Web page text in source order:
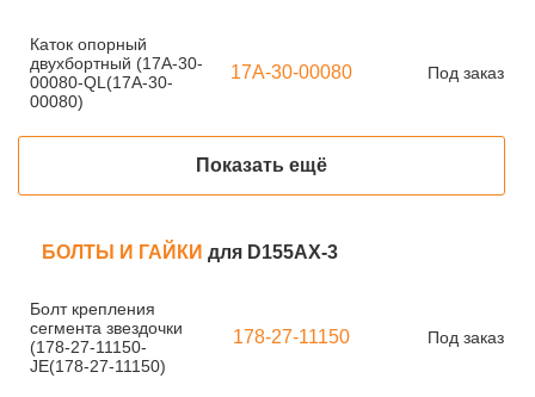
Каток опорный
двухбортный (17A-30-
00080-QL(17A-30-
00080)
17A-30-00080 Под заказ
Показать ещё
БОЛТЫ И ГАЙКИ для D155AX-3
Болт крепления
сегмента звездочки
(178-27-11150-
JE(178-27-11150)
178-27-11150 Под заказ